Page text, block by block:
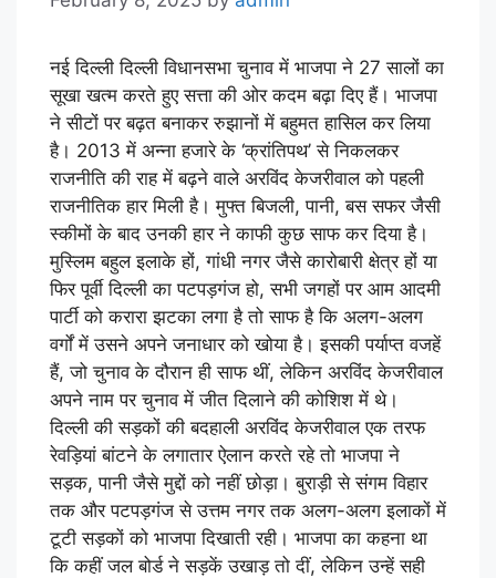
नई दिल्ली दिल्ली विधानसभा चुनाव में भाजपा ने 27 सालों का
सूखा खत्म करते हुए सत्ता की ओर कदम बढ़ा दिए हैं। भाजपा
ने सीटों पर बढ़त बनाकर रुझानों में बहुमत हासिल कर लिया
है। 2013 में अन्ना हजारे के ‘क्रांतिपथ’ से निकलकर
राजनीति की राह में बढ़ने वाले अरविंद केजरीवाल को पहली
राजनीतिक हार मिली है। मुफ्त बिजली, पानी, बस सफर जैसी
स्कीमों के बाद उनकी हार ने काफी कुछ साफ कर दिया है।
मुस्लिम बहुल इलाके हों, गांधी नगर जैसे कारोबारी क्षेत्र हों या
फिर पूर्वी दिल्ली का पटपड़गंज हो, सभी जगहों पर आम आदमी
पार्टी को करारा झटका लगा है तो साफ है कि अलग-अलग
वर्गों में उसने अपने जनाधार को खोया है। इसकी पर्याप्त वजहें
हैं, जो चुनाव के दौरान ही साफ थीं, लेकिन अरविंद केजरीवाल
अपने नाम पर चुनाव में जीत दिलाने की कोशिश में थे।
दिल्ली की सड़कों की बदहाली अरविंद केजरीवाल एक तरफ
रेवड़ियां बांटने के लगातार ऐलान करते रहे तो भाजपा ने
सड़क, पानी जैसे मुद्दों को नहीं छोड़ा। बुराड़ी से संगम विहार
तक और पटपड़गंज से उत्तम नगर तक अलग-अलग इलाकों में
टूटी सड़कों को भाजपा दिखाती रही। भाजपा का कहना था
कि कहीं जल बोर्ड ने सड़कें उखाड़ तो दीं, लेकिन उन्हें सही